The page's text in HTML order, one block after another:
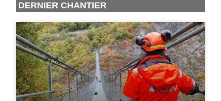
DERNIER CHANTIER